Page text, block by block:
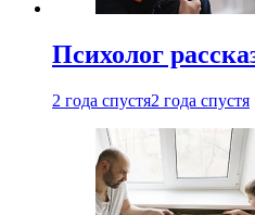
Психолог
2 года спустя2 года спустя